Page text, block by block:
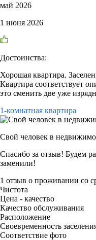
май 2026
1 июня 2026
Достоинства:
Хорошая квартира.
Квартира соответствует
это сменить две уже
1-комнатная квартира
Свой человек в
Спасибо за отзыв! Будем
заменили!
1 отзыв о проживании со
Чистота
Цена - качество
Качество обслуживания
Расположение
Своевременность
Соответствие фото